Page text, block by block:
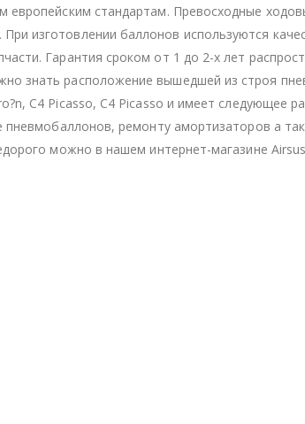
европейским стандартам. Превосходные
изготовлении баллонов используются
Гарантия сроком от 1 до 2-х лет
знать расположение вышедшей из строя
C4 Picasso, C4 Picasso и имеет следующее
пневмобаллонов, ремонту амортизаторов а
можно в нашем интернет-магазине